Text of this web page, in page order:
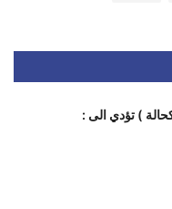
) تؤدي الى :